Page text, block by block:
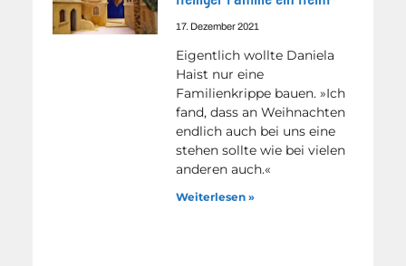
17. Dezember 2021
Eigentlich wollte Daniela
Haist nur eine
Familienkrippe bauen. »Ich
fand, dass an Weihnachten
endlich auch bei uns eine
stehen sollte wie bei vielen
anderen auch.«
Weiterlesen »